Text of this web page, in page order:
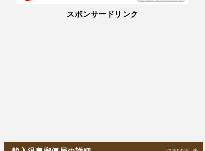
スポンサードリンク